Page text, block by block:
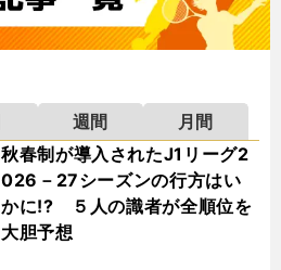
週間
月間
秋春制が導入されたJ1リーグ2
026－27シーズンの行方はい
かに!? ５人の識者が全順位を
大胆予想